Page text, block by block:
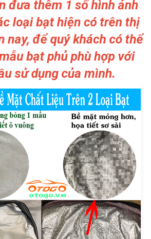
đưa thêm 1 số hình ảnh
loại bạt hiện có trên thị
nay, để quý khách có thể
bạt phủ phù hợp với
sử dụng của mình.